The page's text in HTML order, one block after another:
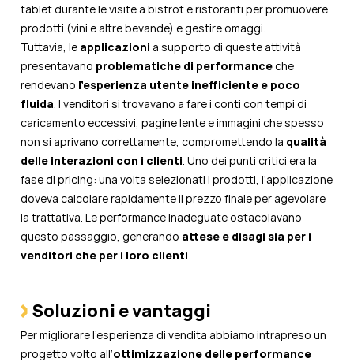
tablet durante le visite a bistrot e ristoranti per promuovere
prodotti (vini e altre bevande) e gestire omaggi.
Tuttavia, le applicazioni a supporto di queste attività
presentavano problematiche di performance che
rendevano l’esperienza utente inefficiente e poco
fluida . I venditori si trovavano a fare i conti con tempi di
caricamento eccessivi, pagine lente e immagini che spesso
non si aprivano correttamente, compromettendo la qualità
delle interazioni con i clienti . Uno dei punti critici era la
fase di pricing: una volta selezionati i prodotti, l’applicazione
doveva calcolare rapidamente il prezzo finale per agevolare
la trattativa. Le performance inadeguate ostacolavano
questo passaggio, generando attese e disagi sia per i
venditori che per i loro clienti
Soluzioni e vantaggi
Per migliorare l’esperienza di vendita abbiamo intrapreso un
progetto volto all’ottimizzazione delle performance